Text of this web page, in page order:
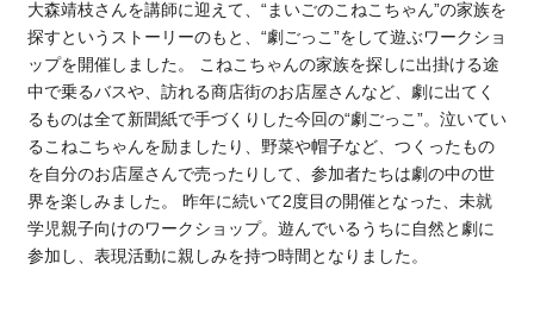
大森靖枝さんを講師に迎えて、“まいごのこねこちゃん”の家族を
探すというストーリーのもと、“劇ごっこ”をして遊ぶワークショ
ップを開催しました。 こねこちゃんの家族を探しに出掛ける途
中で乗るバスや、訪れる商店街のお店屋さんなど、劇に出てく
るものは全て新聞紙で手づくりした今回の“劇ごっこ”。泣いてい
るこねこちゃんを励ましたり、野菜や帽子など、つくったもの
を自分のお店屋さんで売ったりして、参加者たちは劇の中の世
界を楽しみました。 昨年に続いて2度目の開催となった、未就
学児親子向けのワークショップ。遊んでいるうちに自然と劇に
参加し、表現活動に親しみを持つ時間となりました。